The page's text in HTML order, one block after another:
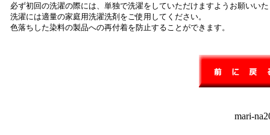
必ず初回の洗濯の際には、単独で洗濯をしていただけますようお願いい
洗濯には適量の家庭用洗濯洗剤をご使用してください。
色落ちした染料の製品への再付着を防止することができます。
mari-